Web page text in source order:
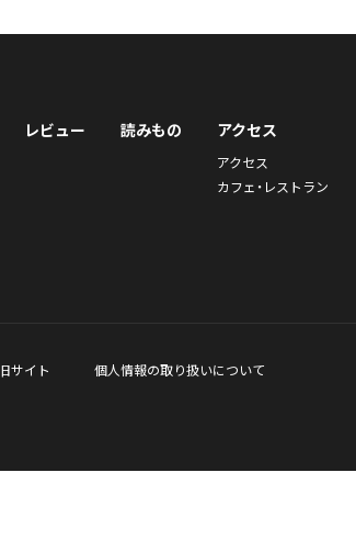
レビュー 読みもの アクセス
アクセス
カフェ・レストラン
サイト 個人情報の取り扱いについて